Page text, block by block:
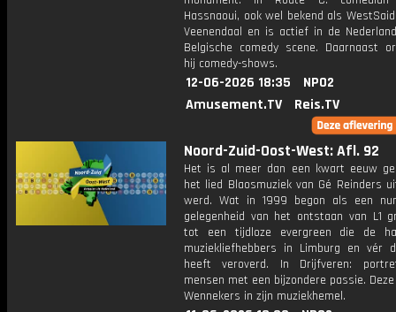
Hassnaoui, ook wel bekend als
Veenendaal en is actief in de
Belgische comedy scene. Daarnaast
hij comedy-shows.
12-06-2026 18:35
NPO2
Amusement.TV
Reis.TV
Noord-Zuid-Oost-West: Afl. 92
Het is al meer dan een kwart eeuw
het lied Blaosmuziek van Gé Reinders
werd. Wat in 1999 begon als een
gelegenheid van het ontstaan van L1
tot een tijdloze evergreen die de
muziekliefhebbers in Limburg en vér
heeft veroverd. In Drijfveren:
mensen met een bijzondere passie.
Wennekers in zijn muziekhemel.